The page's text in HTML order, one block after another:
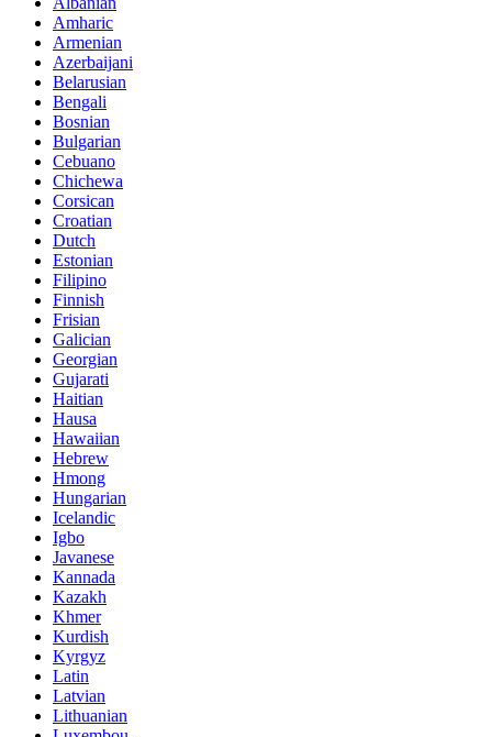
Amharic
Armenian
Azerbaijani
Belarusian
Bengali
Bosnian
Bulgarian
Cebuano
Chichewa
Corsican
Croatian
Dutch
Estonian
Filipino
Finnish
Frisian
Galician
Georgian
Gujarati
Haitian
Hausa
Hawaiian
Hebrew
Hmong
Hungarian
Icelandic
Igbo
Javanese
Kannada
Kazakh
Khmer
Kurdish
Kyrgyz
Latin
Latvian
Lithuanian